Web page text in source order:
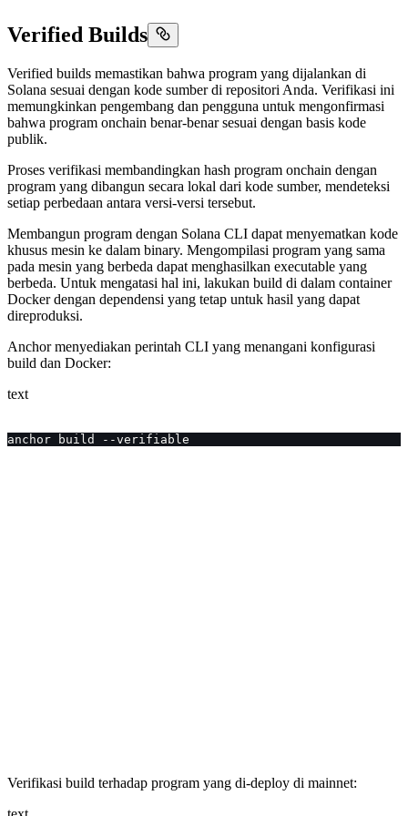
Verified Builds
Verified builds memastikan bahwa program yang dijalankan di
Solana sesuai dengan kode sumber di repositori Anda. Verifikasi ini
memungkinkan pengembang dan pengguna untuk mengonfirmasi
bahwa program onchain benar-benar sesuai dengan basis kode
publik.
Proses verifikasi membandingkan hash program onchain dengan
program yang dibangun secara lokal dari kode sumber, mendeteksi
setiap perbedaan antara versi-versi tersebut.
Membangun program dengan Solana CLI dapat menyematkan kode
khusus mesin ke dalam binary. Mengompilasi program yang sama
pada mesin yang berbeda dapat menghasilkan executable yang
berbeda. Untuk mengatasi hal ini, lakukan build di dalam container
Docker dengan dependensi yang tetap untuk hasil yang dapat
direproduksi.
Anchor menyediakan perintah CLI yang menangani konfigurasi
build dan Docker:
text
anchor build --verifiable
Verifikasi build terhadap program yang di-deploy di mainnet: